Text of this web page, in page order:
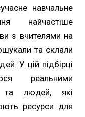
навчальне
найчастіше
з вчителями на
та склали
У цій підбірці
реальними
та людей, які
ресурси для